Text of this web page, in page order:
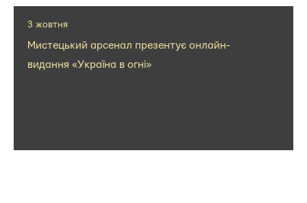
3 жовтня
Мистецький арсенал презентує онлайн-
видання «Україна в огні»